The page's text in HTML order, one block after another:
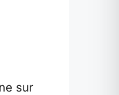
sur